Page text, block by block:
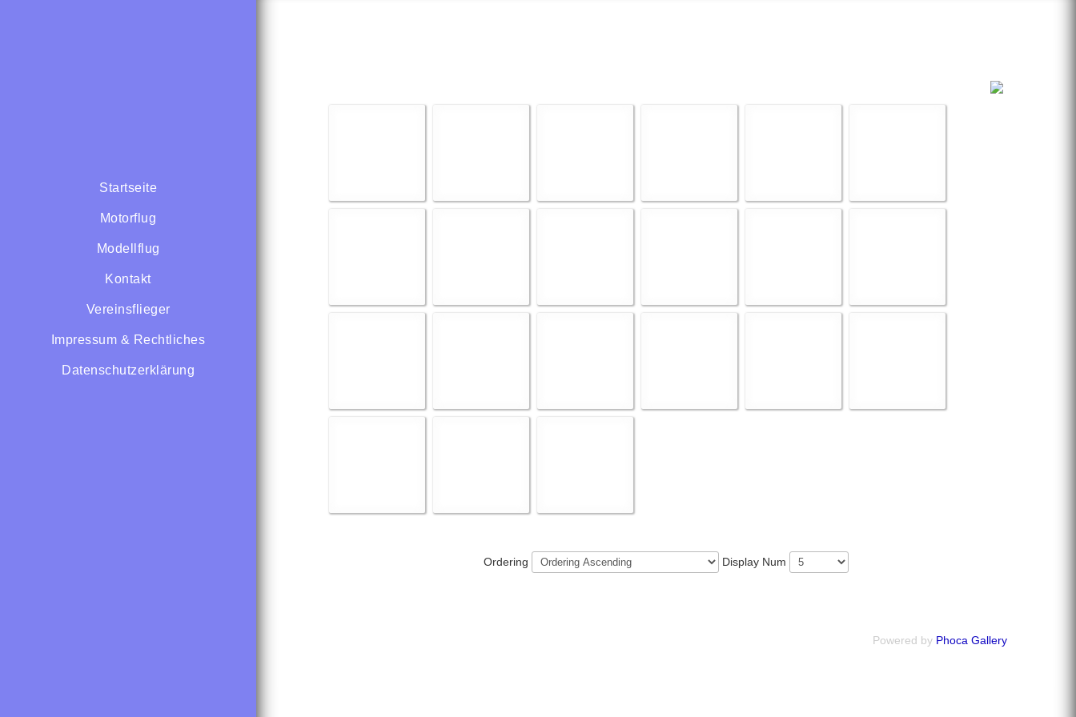
Startseite
Motorflug
Modellflug
Kontakt
Vereinsflieger
Impressum & Rechtliches
Datenschutzerklärung
Ordering Display Num
Powered by Phoca Gallery